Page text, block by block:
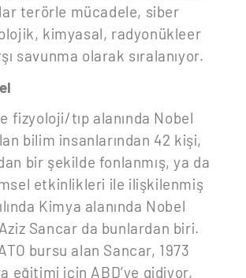
terörle mücadele, siber
kimyasal, radyonükleer
savunma olarak sıralanıyor.
fizyoloji/tıp alanında Nobel
bilim insanlarından 42 kişi,
bir şekilde fonlanmış, ya da
etkinlikleri ile ilişkilenmiş
Kimya alanında Nobel
Sancar da bunlardan biri.
bursu alan Sancar, 1973
eğitimi için ABD’ye gidiyor,